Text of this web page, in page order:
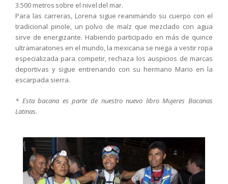
3.500 metros sobre el nivel del mar.
Para las carreras, Lorena sigue reanimando su cuerpo con el
tradicional pinole, un polvo de maíz que mezclado con agua
sirve de energizante. Habiendo participado en más de quince
ultramaratones en el mundo, la mexicana se niega a vestir ropa
especializada para competir, rechaza los auspicios de marcas
deportivas y sigue entrenando con su hermano Mario en la
escarpada sierra.
* Esta bacana es parte de nuestro nuevo libro Mujeres Bacanas
Latinas.